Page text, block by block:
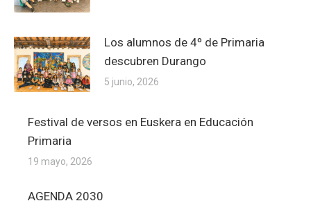
Los alumnos de 4º de Primaria
descubren Durango
5 junio, 2026
Festival de versos en Euskera en Educación
Primaria
19 mayo, 2026
AGENDA 2030